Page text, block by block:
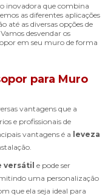
inovadora que combina
as diferentes aplicações
até as diversas opções de
desvendar os
em seu muro de forma
para Muro
vantagens que a
e profissionais de
vantagens é a leveza
versátil e pode ser
uma personalização
que ela seja ideal para